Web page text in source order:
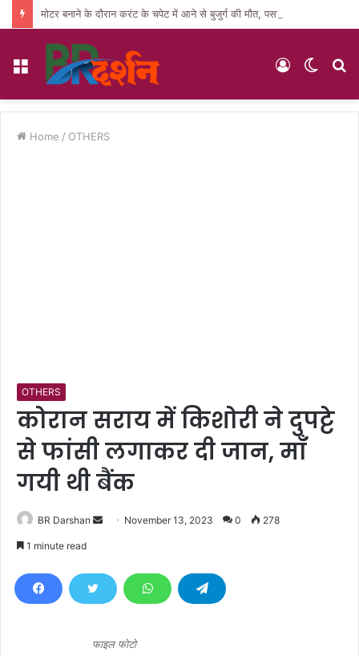
मोटर बनाने के दौरान करंट के चपेट में आने से बुजुर्ग की मौत, पसरा मातम
Menu
Switch
Log
Home / OTHERS
OTHERS
कोरान सराय में किशोरी ने दुपट्टे
से फांसी लगाकर दी जान, माँ
गयी थी बैंक
BR Darshan
d
November 13, 2023 0 278
1 minute read
फाइल फोटो